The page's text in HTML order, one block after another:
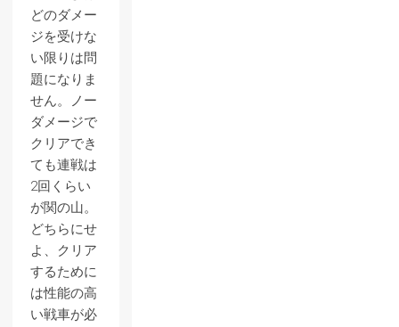
どのダメー
ジを受けな
い限りは問
題になりま
せん。ノー
ダメージで
クリアでき
ても連戦は
2回くらい
が関の山。
どちらにせ
よ、クリア
するために
は性能の高
い戦車が必